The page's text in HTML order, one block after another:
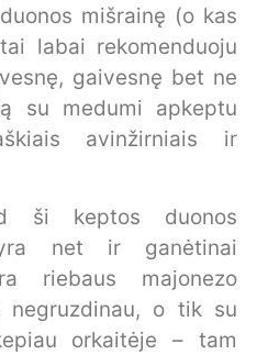
mišrainę (o kas
labai rekomenduoju
gaivesnę bet ne
su medumi apkeptu
avinžirniais ir
ši keptos duonos
net ir ganėtinai
riebaus majonezo
o tik su
orkaitėje – tam